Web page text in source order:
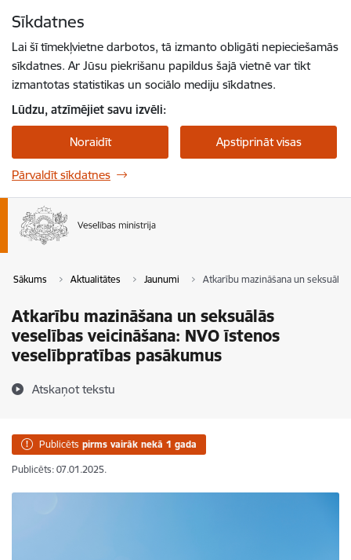
Sīkdatnes
Lai šī tīmekļvietne darbotos, tā izmanto obligāti nepieciešamās
sīkdatnes. Ar Jūsu piekrišanu papildus šajā vietnē var tikt
izmantotas statistikas un sociālo mediju sīkdatnes.
Lūdzu, atzīmējiet savu izvēli:
Noraidīt Apstiprināt visas
Pārvaldīt sīkdatnes
Sākums Aktualitātes Jaunumi Atkarību mazināšana un
Atkarību mazināšana un seksuālās
veselības veicināšana: NVO īstenos
veselībpratības pasākumus
Atskaņot tekstu
Publicēts pirms vairāk nekā 1 gada
Publicēts: 07.01.2025.